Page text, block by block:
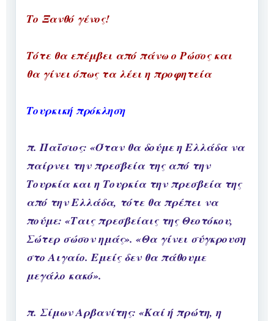
Το Ξανθό γένος!
Τότε θα επέμβει από πάνω ο Ρώσος και
θα γίνει όπως τα λέει η προφητεία
Τουρκική πρόκληση
π. Παΐσιος: «Όταν θα δούμε η Ελλάδα να
παίρνει την πρεσβεία της από την
Τουρκία και η Τουρκία την πρεσβεία της
από την Ελλάδα, τότε θα πρέπει να
πούμε: «Ταις πρεσβείαις της Θεοτόκου,
Σώτερ σώσον ημάς». «Θα γίνει σύγκρουση
στο Αιγαίο. Εμείς δεν θα πάθουμε
μεγάλο κακό».
π. Σίμων Αρβανίτης: «Καί ή πρώτη, η